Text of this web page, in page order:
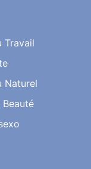
Travail
Naturel
Beauté